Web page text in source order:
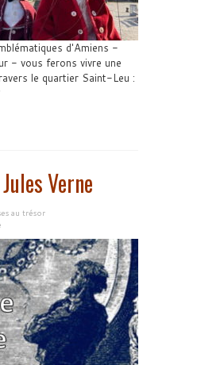
d'Amiens -
- vous ferons vivre une
le quartier Saint-Leu :
Verne
au trésor